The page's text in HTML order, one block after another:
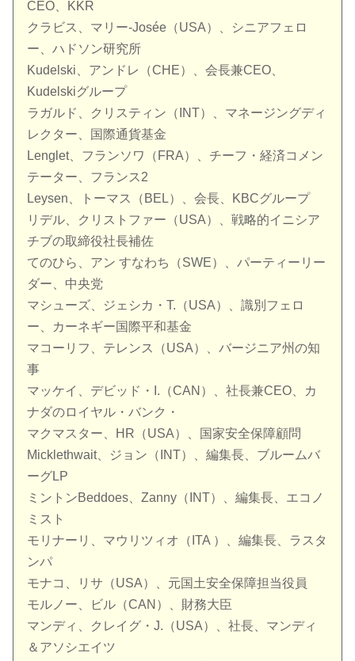
CEO、KKR
クラビス、マリー-Josée（USA）、シニアフェロ
ー、ハドソン研究所
Kudelski、アンドレ（CHE）、会長兼CEO、
Kudelskiグループ
ラガルド、クリスティン（INT）、マネージングディ
レクター、国際通貨基金
Lenglet、フランソワ（FRA）、チーフ・経済コメン
テーター、フランス2
Leysen、トーマス（BEL）、会長、KBCグループ
リデル、クリストファー（USA）、戦略的イニシア
チブの取締役社長補佐
てのひら、アン すなわち（SWE）、パーティーリー
ダー、中央党
マシューズ、ジェシカ・T.（USA）、識別フェロ
ー、カーネギー国際平和基金
マコーリフ、テレンス（USA）、バージニア州の知
事
マッケイ、デビッド・I.（CAN）、社長兼CEO、カ
ナダのロイヤル・バンク・
マクマスター、HR（USA）、国家安全保障顧問
Micklethwait、ジョン（INT）、編集長、ブルームバ
ーグLP
ミントンBeddoes、Zanny（INT）、編集長、エコノ
ミスト
モリナーリ、マウリツィオ（ITA ）、編集長、ラスタ
ンパ
モナコ、リサ（USA）、元国土安全保障担当役員
モルノー、ビル（CAN）、財務大臣
マンディ、クレイグ・J.（USA）、社長、マンディ
＆アソシエイツ